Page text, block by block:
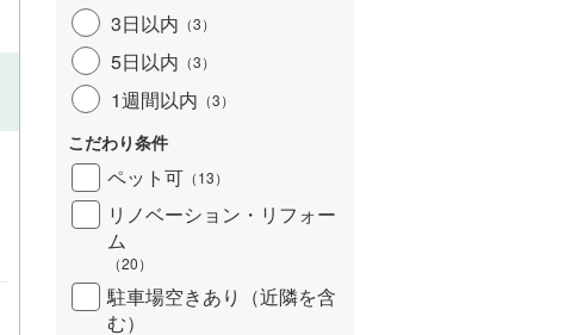
3日以内 （3）
5日以内 （3）
1週間以内 （3）
こだわり条件
ペット可 （13）
リノベーション・リフォー
ム
（20）
駐車場空きあり（近隣を含
む）